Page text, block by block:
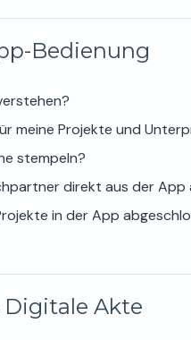
Bedienung
meine Projekte und
stempeln?
direkt aus der App
in der App
Akte